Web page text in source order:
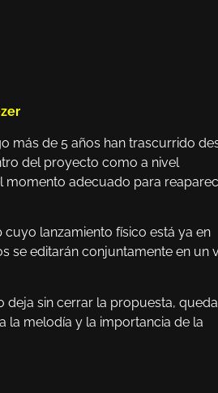
más de 5 años han trascurrido
del proyecto como a nivel
momento adecuado para
lanzamiento físico está ya en
se editarán conjuntamente en un
sin cerrar la propuesta,
la melodía y la importancia de la